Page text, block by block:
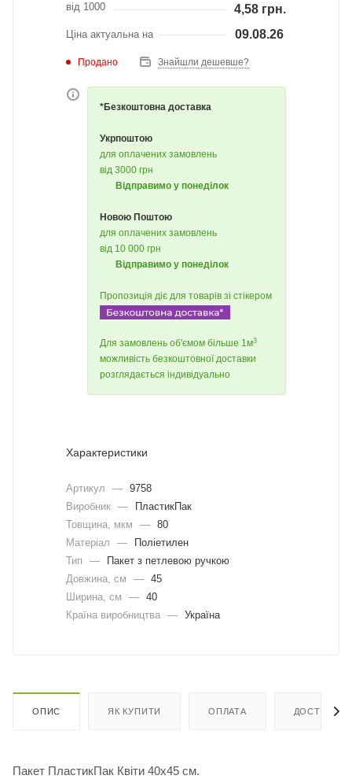
від 1000 4,58 грн.
Ціна актуальна на 09.08.26
Продано Знайшли дешевше?
*Безкоштовна доставка
Укрпоштою
для оплачених замовлень
від 3000 грн
Відправимо у понеділок
Новою Поштою
для оплачених замовлень
від 10 000 грн
Відправимо у понеділок
Пропозиція діє для товарів зі стікером
Для замовлень об'ємом більше 1м3
можливість безкоштовної доставки
розглядається індивідуально
Характеристики
Артикул — 9758
Виробник —
ПластикПак
Товщина, мкм
— 80
Матеріал
—
Поліетилен
Тип
—
Пакет з петлевою ручкою
Довжина, cм
— 45
Ширина, cм
— 40
Країна виробництва — Україна
ОПИС ЯК КУПИТИ ОПЛАТА ДОСТАВКА
Пакет ПластикПак Квіти 40х45 см.